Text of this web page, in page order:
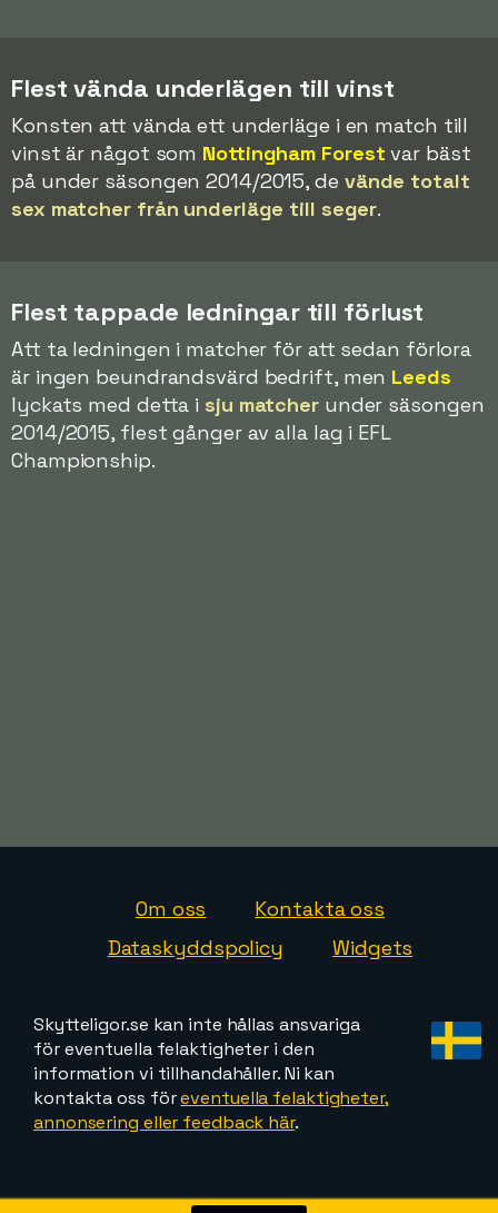
Flest vända underlägen till vinst
Konsten att vända ett underläge i en match till
vinst är något som Nottingham Forest var bäst
på under säsongen 2014/2015, de vände totalt
sex matcher från underläge till seger.
Flest tappade ledningar till förlust
Att ta ledningen i matcher för att sedan förlora
är ingen beundrandsvärd bedrift, men Leeds
lyckats med detta i sju matcherunder säsongen
2014/2015, flest gånger av alla lag i EFL
Championship.
Om oss
Kontakta oss
Dataskyddspolicy
Widgets
Skytteligor.se kan inte hållas ansvariga
för eventuella felaktigheter i den
information vi tillhandahåller. Ni kan
kontakta oss föreventuella felaktigheter,
annonsering eller feedback här.